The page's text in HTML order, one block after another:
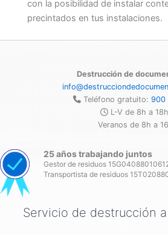
con la posibilidad de instalar
precintados en tus instalaciones.
Destrucción de
Teléfono gratuito: 900
L-V de 8h a
Veranos de 8h a
25 años trabajando juntos
Gestor de residuos
Transportista de residuos
Servicio de destrucción